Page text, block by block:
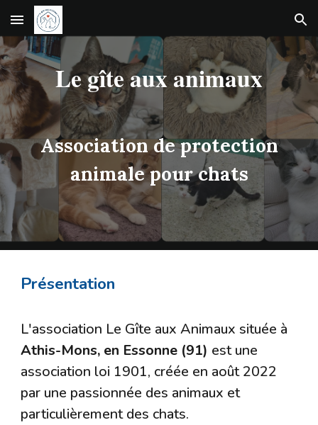
Skip to main content Skip to navigation
Le gîte aux animaux
Association de protection
animale pour chats
Présentation
L'association Le Gîte aux Animaux située à
Athis-Mons, en Essonne (91) est une
association loi 1901, créée en août 2022
par une passionnée des animaux et
particulièrement des chats.